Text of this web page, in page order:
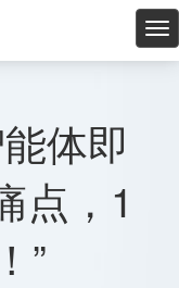
星
体即
点，1
”